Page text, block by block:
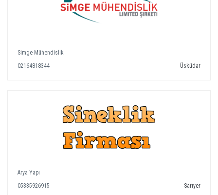
Simge Mühendislik
02164818344
Üsküdar
Arya Yapı
05335926915
Sarıyer